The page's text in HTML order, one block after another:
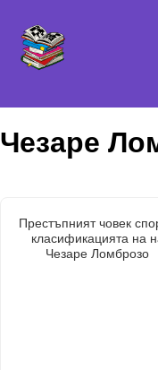
Чезаре
Престъпният човек
класификацията на
Чезаре Ломброзо